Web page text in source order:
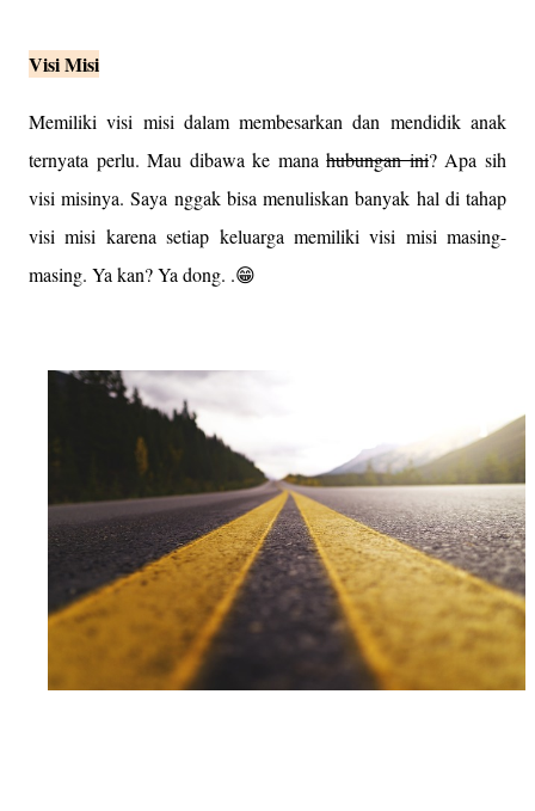
Visi Misi
Memiliki visi misi dalam membesarkan dan mendidik anak
ternyata perlu. Mau dibawa ke manahubungan ini? Apa sih
visi misinya. Saya nggak bisa menuliskan banyak hal di tahap
visi misi karena setiap keluarga memiliki visi misi masing-
masing. Ya kan? Ya dong. .😁